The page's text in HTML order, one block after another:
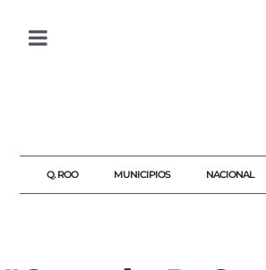
Q. ROO MUNICIPIOS NACIONAL